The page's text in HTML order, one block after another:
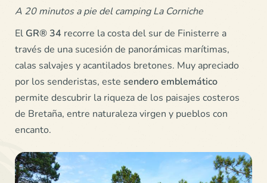
A 20 minutos a pie del camping La Corniche
El GR® 34 recorre la costa del sur de Finisterre a
través de una sucesión de panorámicas marítimas,
calas salvajes y acantilados bretones. Muy apreciado
por los senderistas, este sendero emblemático
permite descubrir la riqueza de los paisajes costeros
de Bretaña, entre naturaleza virgen y pueblos con
encanto.